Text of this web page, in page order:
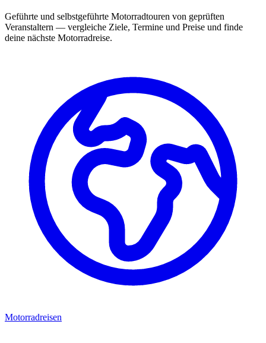
Geführte und selbstgeführte Motorradtouren von geprüften
Veranstaltern — vergleiche Ziele, Termine und Preise und finde
deine nächste Motorradreise.
Motorradreisen